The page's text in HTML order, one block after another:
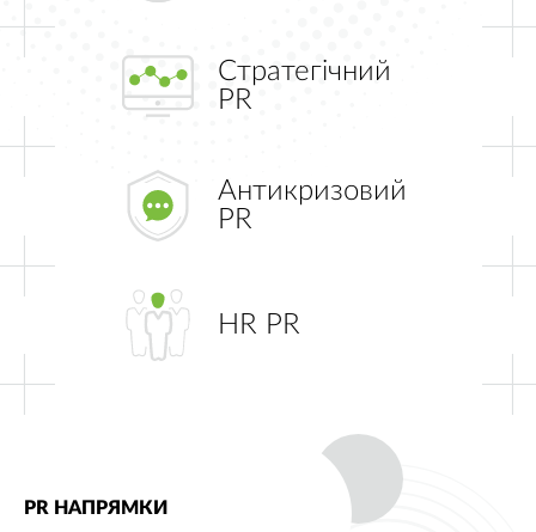
Стратегічний
PR
Антикризовий
PR
HR PR
PR НАПРЯМКИ